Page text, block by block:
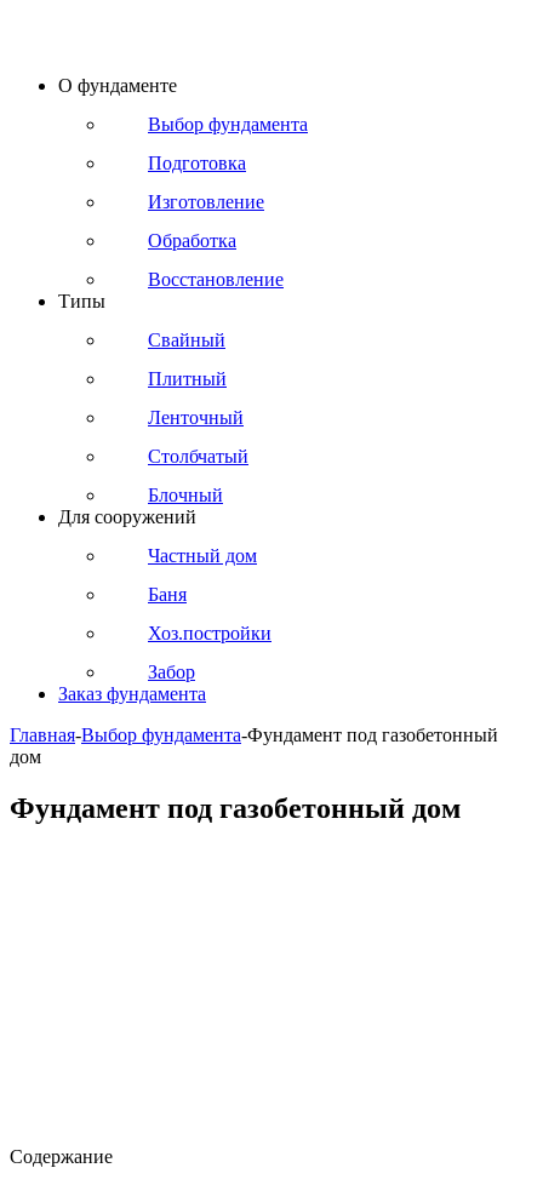
О фундаменте
Выбор фундамента
Подготовка
Изготовление
Обработка
Восстановление
Типы
Свайный
Плитный
Ленточный
Столбчатый
Блочный
Для сооружений
Частный дом
Баня
Хоз.постройки
Забор
Заказ фундамента
Главная-Выбор фундамента-Фундамент под газобетонный
дом
Фундамент под газобетонный дом
Содержание